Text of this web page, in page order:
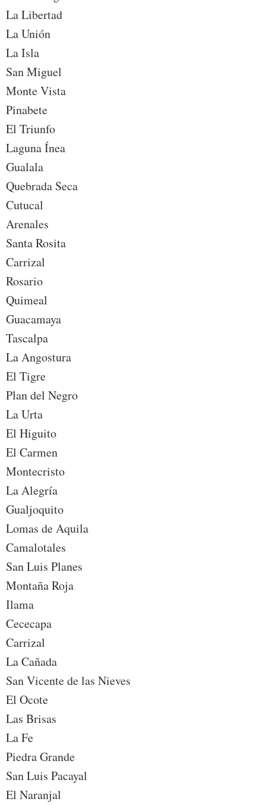
La Libertad
La Unión
La Isla
San Miguel
Monte Vista
Pinabete
El Triunfo
Laguna Ínea
Gualala
Quebrada Seca
Cutucal
Arenales
Santa Rosita
Carrizal
Rosario
Quimeal
Guacamaya
Tascalpa
La Angostura
El Tigre
Plan del Negro
La Urta
El Higuito
El Carmen
Montecristo
La Alegría
Gualjoquito
Lomas de Aquila
Camalotales
San Luis Planes
Montaña Roja
Ilama
Cececapa
Carrizal
La Cañada
San Vicente de las Nieves
El Ocote
Las Brisas
La Fe
Piedra Grande
San Luis Pacayal
El Naranjal